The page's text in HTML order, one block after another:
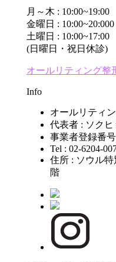
月～木 : 10:00~19:00
金曜日 : 10:00~20:000
土曜日 : 10:00~17:00
(日曜日・祝日休診)
オールリティング整
Info
オールリティ
代表者 : ソクヒ
事業者登録番号
Tel : 02-6204-
住所 : ソウル
階